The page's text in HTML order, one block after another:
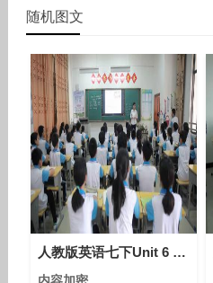
随机图文
人教版英语七下Unit 6 Section B（3a-self check）课堂视频实录（柳双桂）